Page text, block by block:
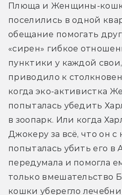
Плюща и Женщины-
поселились в одной
обещание помогать друг
«сирен» гибкое
пунктики у каждой
приводило к
когда эко-активистка
попыталась убедить
в зоопарк. Или когда
Джокеру за всё, что он с
попыталась убить его в
передумала и помогла
только вмешательство
кошки уберегло